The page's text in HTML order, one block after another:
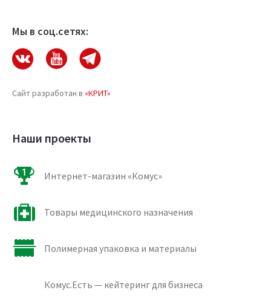
Мы в соц.сетях:
Сайт разработан в «КРИТ»
Наши проекты
Интернет-магазин «Комус»
Товары медицинского назначения
Полимерная упаковка и материалы
Комус.Есть — кейтеринг для бизнеса